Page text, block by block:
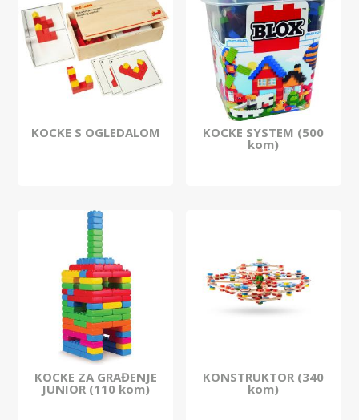
KOCKE S OGLEDALOM KOCKE SYSTEM (500
kom)
KOCKE ZA GRAĐENJE
JUNIOR (110 kom)
KONSTRUKTOR (340
kom)